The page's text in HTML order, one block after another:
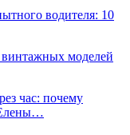
водителя: 10
моделей
час: почему